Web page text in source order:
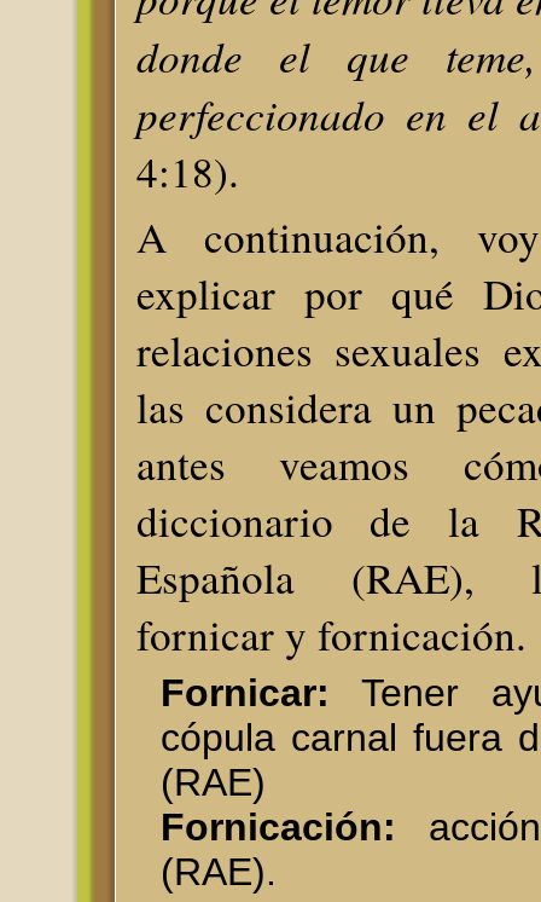
donde el que
perfeccionado en el
4:18).
A continuación,
explicar por qué
relaciones sexuales
las considera un
antes veamos
diccionario de la
Española (RAE),
fornicar y fornicación.
Fornicar: Tener
cópula carnal fuera
(RAE)
Fornicación:
(RAE).